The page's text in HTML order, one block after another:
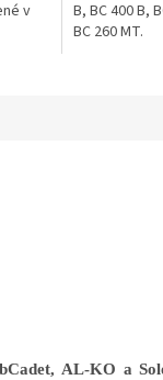
v
B, BC 400 B,
BC 260 MT.
AL-KO a